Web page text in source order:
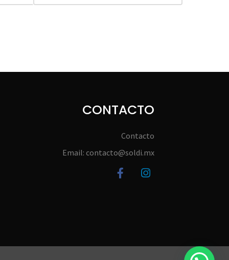
$1,699.99.$1,616.01.
CONTACTO
Contacto
Email: contacto@soldi.mx